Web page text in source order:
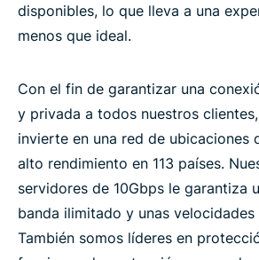
disponibles, lo que lleva a una
menos que ideal.
Con el fin de garantizar una
y privada a todos nuestros clientes,
invierte en una red de ubicaciones
alto rendimiento en 113 países.
servidores de 10Gbps le garantiza
banda ilimitado y unas velocidades
También somos líderes en